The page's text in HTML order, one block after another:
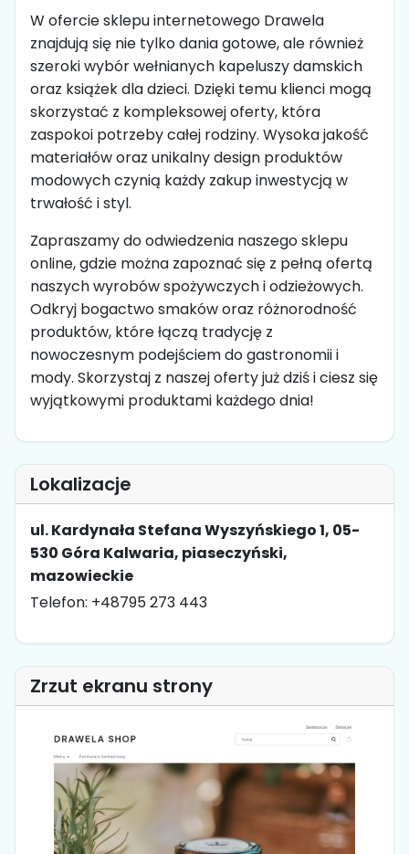
W ofercie sklepu internetowego Drawela
znajdują się nie tylko dania gotowe, ale również
szeroki wybór wełnianych kapeluszy damskich
oraz książek dla dzieci. Dzięki temu klienci mogą
skorzystać z kompleksowej oferty, która
zaspokoi potrzeby całej rodziny. Wysoka jakość
materiałów oraz unikalny design produktów
modowych czynią każdy zakup inwestycją w
trwałość i styl.
Zapraszamy do odwiedzenia naszego sklepu
online, gdzie można zapoznać się z pełną ofertą
naszych wyrobów spożywczych i odzieżowych.
Odkryj bogactwo smaków oraz różnorodność
produktów, które łączą tradycję z
nowoczesnym podejściem do gastronomii i
mody. Skorzystaj z naszej oferty już dziś i ciesz się
wyjątkowymi produktami każdego dnia!
Lokalizacje
ul. Kardynała Stefana Wyszyńskiego 1, 05-
530 Góra Kalwaria, piaseczyński,
mazowieckie
Telefon: +48795 273 443
Zrzut ekranu strony